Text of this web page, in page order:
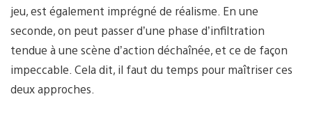
jeu, est également imprégné de réalisme. En une
seconde, on peut passer d’une phase d’infiltration
tendue à une scène d’action déchaînée, et ce de façon
impeccable. Cela dit, il faut du temps pour maîtriser ces
deux approches.